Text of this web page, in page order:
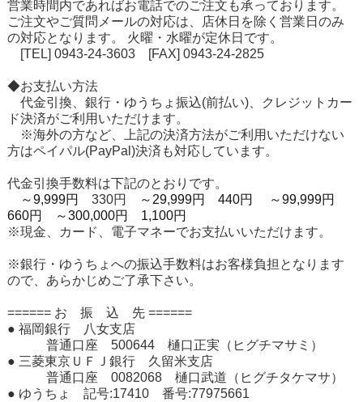
営業時間内であればお電話でのご注文も承っております。
ご注文やご質問メールの対応は、店休日を除く営業日のみ
の対応となります。 火曜・水曜が定休日です。
[TEL] 0943-24-3603 [FAX] 0943-24-2825
◆お支払い方法
代金引換、銀行・ゆうちょ振込(前払い)、クレジットカー
ド決済がご利用いただけます。
※海外の方など、上記の決済方法がご利用いただけない
方はペイパル(PayPal)決済も対応しています。
代金引換手数料は下記のとおりです。
～9,999円 330円 ～29,999円 440円
～99,999円
660円
～300,000円 1,100円
※現金、カード、電子マネーでお支払いいただけます。
※銀行・ゆうちょへの振込手数料はお客様負担となります
ので、あらかじめご了承下さい。
====== お 振 込 先 ======
● 福岡銀行 八女支店
普通口座 500644 樋口正実（ヒグチマサミ）
● 三菱東京ＵＦＪ銀行 久留米支店
普通口座 0082068 樋口武道（ヒグチタケマサ）
● ゆうちょ 記号:17410 番号:77975661